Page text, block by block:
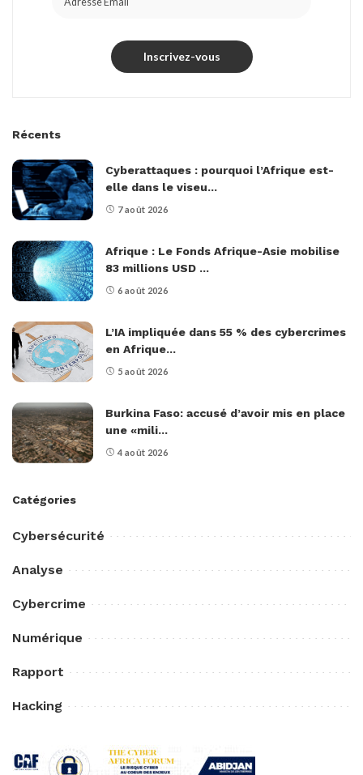
Récents
Cyberattaques : pourquoi l’Afrique est-
elle dans le viseu...
7 août 2026
Afrique : Le Fonds Afrique-Asie mobilise
83 millions USD ...
6 août 2026
L’IA impliquée dans 55 % des cybercrimes
en Afrique...
5 août 2026
Burkina Faso: accusé d’avoir mis en place
une «mili...
4 août 2026
Catégories
Cybersécurité
Analyse
Cybercrime
Numérique
Rapport
Hacking